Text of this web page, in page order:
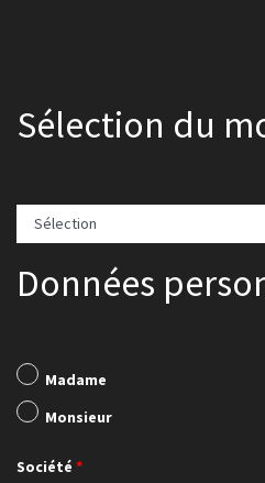
Sélection du
Données
Madame
Monsieur
Société